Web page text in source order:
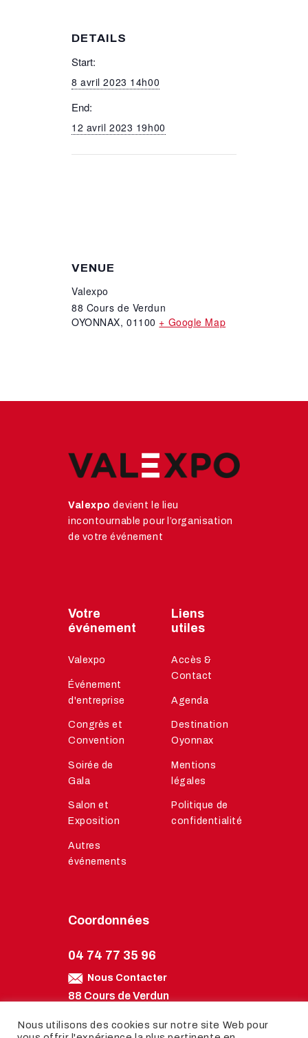
DETAILS
Start:
8 avril 2023 14h00
End:
12 avril 2023 19h00
VENUE
Valexpo
88 Cours de Verdun
OYONNAX, 01100 + Google Map
Valexpodevient le lieu
incontournable pour l’organisation
de votre événement
Votre
événement
Valexpo
Événement
d'entreprise
Congrès et
Convention
Soirée de
Gala
Salon et
Exposition
Autres
événements
Liens
utiles
Accès &
Contact
Agenda
Destination
Oyonnax
Mentions
légales
Politique de
confidentialité
Coordonnées
04 74 77 35 96
Nous Contacter
88 Cours de Verdun
Nous Trouver
Nous utilisons des cookies sur notre site Web pour